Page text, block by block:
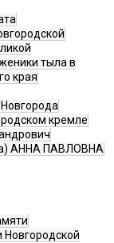
тыла в
края
кремле
АННА ПАВЛОВНА